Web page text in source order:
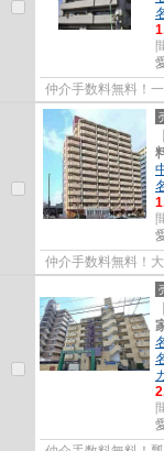
仲介手数料無料！
仲介手数料無料！